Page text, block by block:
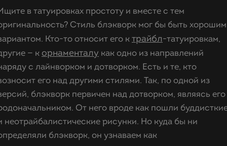
в татуировках простоту и вместе с тем
Стиль блэкворк мог бы быть хорошим
Кто-то относит его ктрайбл-татуировкам,
— к орнаменталу как одно из направлений
с лайнворком и дотворком. Есть и те, кто
его над другими стилями. Так, по одной из
блэкворк первичен над дотворком, являясь его
От него вроде как пошли
неотрайбалистические рисунки. Но куда бы ни
блэкворк, он узнаваем как